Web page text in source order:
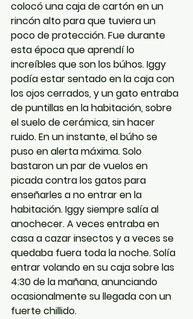
colocó una caja de cartón en un
rincón alto para que tuviera un
poco de protección. Fue durante
esta época que aprendí lo
increíbles que son los búhos. Iggy
podía estar sentado en la caja con
los ojos cerrados, y un gato entraba
de puntillas en la habitación, sobre
el suelo de cerámica, sin hacer
ruido. En un instante, el búho se
puso en alerta máxima. Solo
bastaron un par de vuelos en
picada contra los gatos para
enseñarles a no entrar en la
habitación. Iggy siempre salía al
anochecer. A veces entraba en
casa a cazar insectos y a veces se
quedaba fuera toda la noche. Solía
entrar volando en su caja sobre las
4:30 de la mañana, anunciando
ocasionalmente su llegada con un
fuerte chillido.